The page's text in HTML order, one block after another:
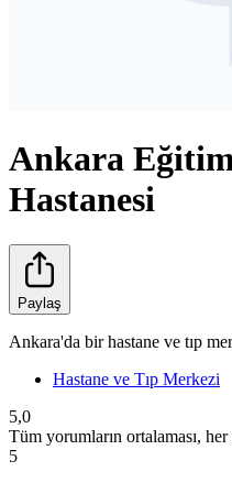
Ankara
Hastanesi
Paylaş
Ankara'da bir hastane ve tıp
Hastane ve Tıp Merkezi
5,0
Tüm yorumların ortalaması,
5